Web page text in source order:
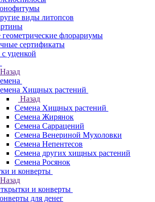
виды литопсов
флорариумы
сертификаты
уценкой
Назад
Хищных растений
Назад
Семена Хищных растений
Семена Жирянок
Семена Саррацений
Семена Венериной Мухоловки
Семена Непентесов
Семена других хищных растений
Семена Росянок
и конверты
Назад
и конверты
для денег